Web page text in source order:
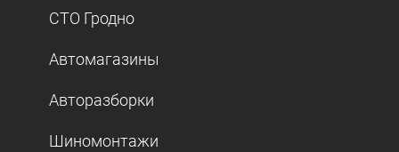
СТО Гродно
Автомагазины
Авторазборки
Шиномонтажи